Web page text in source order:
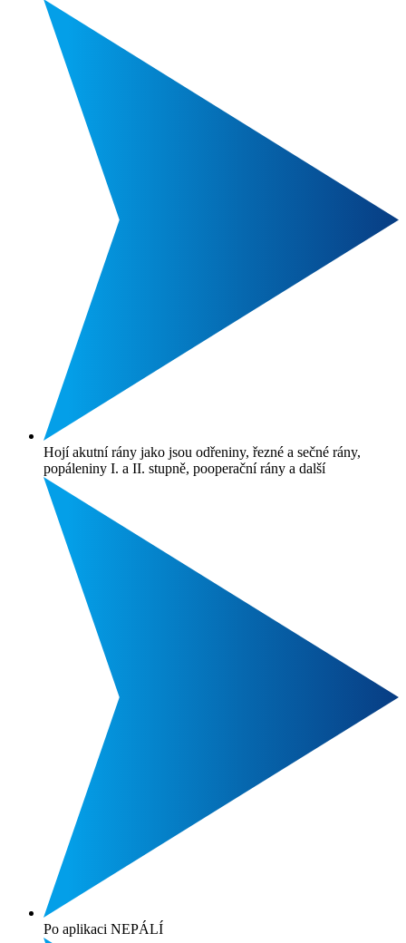
Hojí akutní rány jako jsou odřeniny, řezné a sečné rány,
popáleniny I. a II. stupně, pooperační rány a další
Po aplikaci NEPÁLÍ